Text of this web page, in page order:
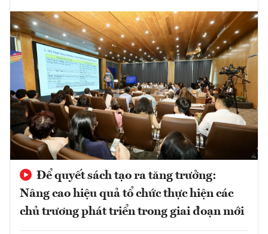
Để quyết sách tạo ra tăng trưởng:
Nâng cao hiệu quả tổ chức thực hiện các
chủ trương phát triển trong giai đoạn mới